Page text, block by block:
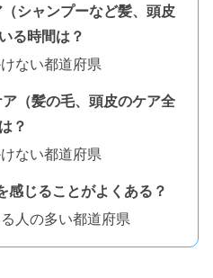
（シャンプーなど髪、頭皮
る時間は？
ない都道府県
ア（髪の毛、頭皮のケア全
？
ない都道府県
感じることがよくある？
人の多い都道府県